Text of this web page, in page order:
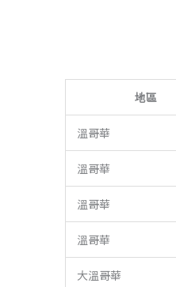
地區
溫哥華
溫哥華
溫哥華
溫哥華
大溫哥華